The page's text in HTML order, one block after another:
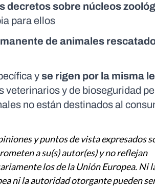
decretos sobre núcleos
para ellos
de animales
yse rigen por la misma
veterinarios y de bioseguridad
no están destinados al
y puntos de vista expresados
a su(s) autor(es) y no reflejan
los de la Unión Europea. Ni
ni la autoridad otorgante pueden